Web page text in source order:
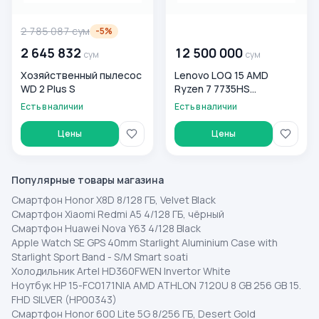
2 785 087сум -5%
2 645 832 сум
Хозяйственный пылесос
WD 2 Plus S
Есть в наличии
Цены
12 500 000 сум
Lenovo LOQ 15 AMD
Ryzen 7 7735HS
16GB/512GB, Luna Grey
Есть в наличии
Цены
Популярные товары магазина
Смартфон Honor X8D 8/128 ГБ, Velvet Black
Смартфон Xiaomi Redmi A5 4/128 ГБ, чёрный
Смартфон Huawei Nova Y63 4/128 Black
Apple Watch SE GPS 40mm Starlight Aluminium Case with
Starlight Sport Band - S/M Smart soati
Холодильник Artel HD360FWEN Invertor White
Ноутбук HP 15-FC0171NIA AMD ATHLON 7120U 8 GB 256 GB 15.
FHD SILVER (HP00343)
Смартфон Honor 600 Lite 5G 8/256 ГБ, Desert Gold